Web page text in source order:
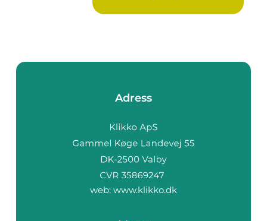
Adress
web: www.klikko.dk